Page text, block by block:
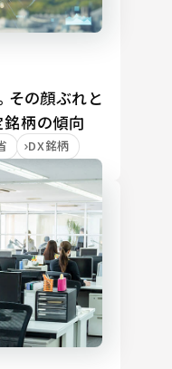
その顔ぶれと
銘柄の傾向
DX銘柄